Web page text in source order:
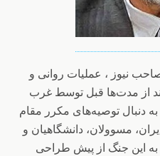
نیوز ، عملیات روانی و
از مدت‌ها قبل توسط غرب
دنبال توصیه‌های مکرر مقام
مسوولان، دانشگاهیان و
به این جنگ از پیش طراحی